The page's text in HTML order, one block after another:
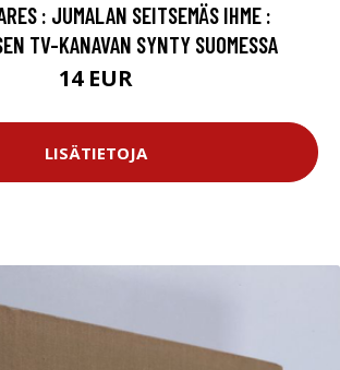
: JUMALAN SEITSEMÄS IHME :
TV-KANAVAN SYNTY SUOMESSA
14 EUR
LISÄTIETOJA